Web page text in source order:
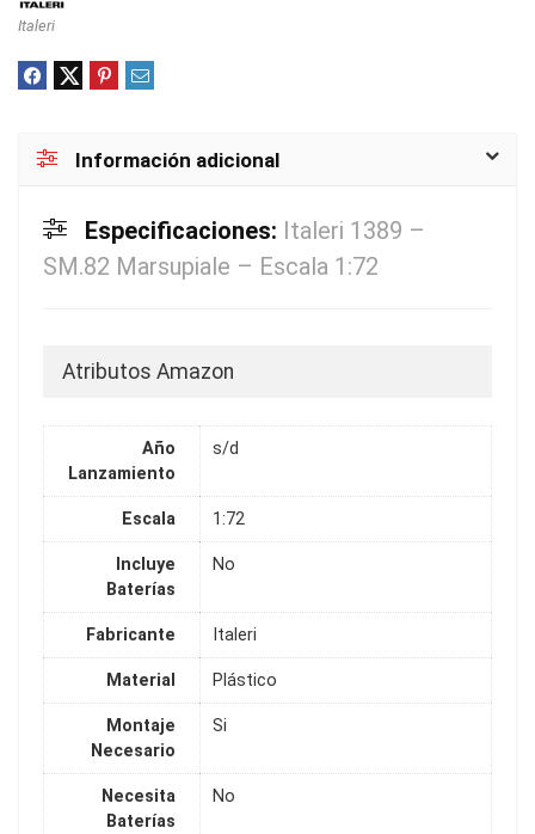
Italeri
Información adicional
Especificaciones: Italeri 1389 –
SM.82 Marsupiale – Escala 1:72
Atributos Amazon
Año
Lanzamiento
s/d
Escala 1:72
Incluye
Baterías
No
Fabricante Italeri
Material Plástico
Montaje
Necesario
Si
Necesita
Baterías
No